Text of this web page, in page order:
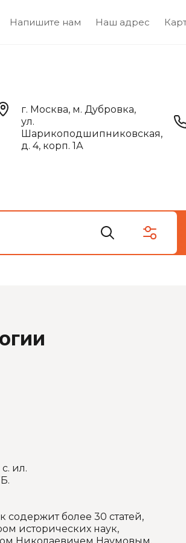
Напишите нам Наш адрес
г. Москва, м. Дубровка,
ул.
Шарикоподшипниковская,
д. 4, корп. 1А
ил.
содержит более 30 статей,
исторических наук,